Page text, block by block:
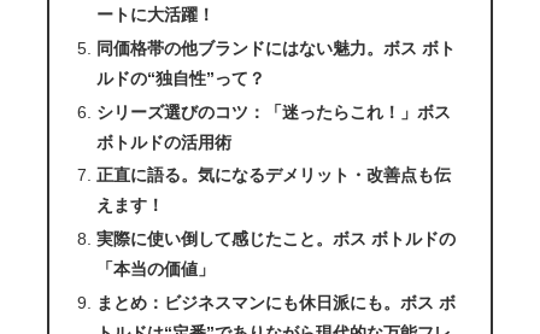
ートに大活躍！
同価格帯の他ブランドにはない魅力。ボス ボト
ルドの“独自性”って？
シリーズ選びのコツ：「迷ったらこれ！」ボス
ボトルドの活用術
正直に語る。気になるデメリット・改善点も伝
えます！
実際に使い倒して感じたこと。ボス ボトルドの
「本当の価値」
まとめ：ビジネスマンにも休日派にも。ボス ボ